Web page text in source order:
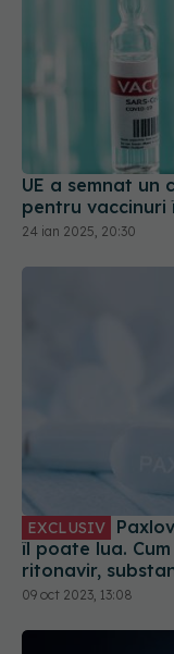
UE a semnat
pentru
24 ian 2025, 20:30
îl poate lua.
ritonavir,
semnat
recomandarea
09 oct 2023, 13:08